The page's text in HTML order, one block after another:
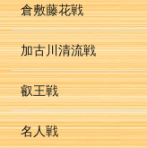
倉敷藤花戦
加古川清流戦
叡王戦
名人戦